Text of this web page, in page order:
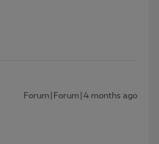
Forum|Forum|4 months ago